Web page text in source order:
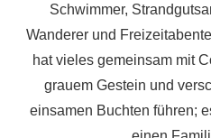
Schwimmer,
Wanderer und
hat vieles gemeinsam mit
grauem Gestein und
einsamen Buchten führen;